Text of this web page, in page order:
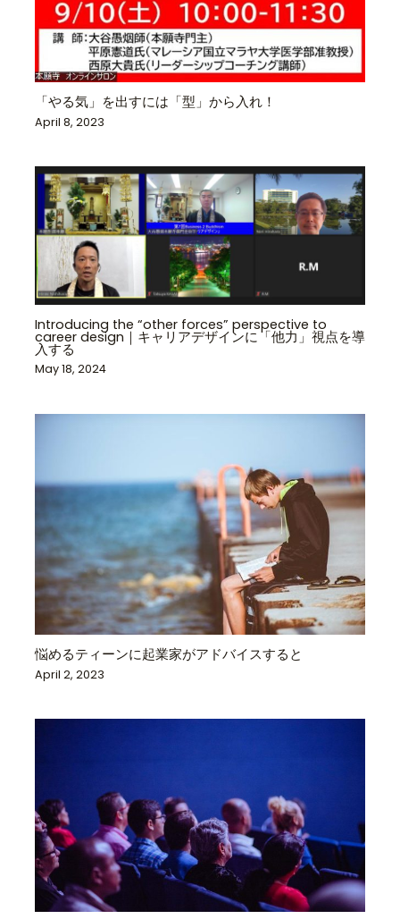
「やる気」を出すには「型」から入れ！
April 8, 2023
Introducing the “other forces” perspective to
career design｜キャリアデザインに「他力」視点を導
入する
May 18, 2024
悩めるティーンに起業家がアドバイスすると
April 2, 2023